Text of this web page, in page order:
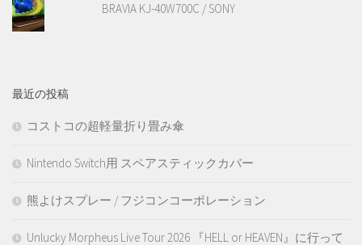
BRAVIA KJ-40W700C / SONY
最近の投稿
コストコの超軽量折り畳み傘
Nintendo Switch用 スペアスティックカバー
熊よけスプレー / フジコンコーポレーション
Unlucky Morpheus Live Tour 2026 『HELL or HEAVEN』に行って